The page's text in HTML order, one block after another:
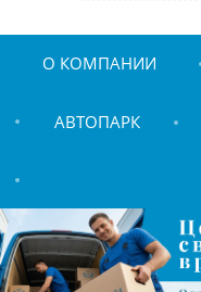
О КОМПАНИИ
АВТОПАРК